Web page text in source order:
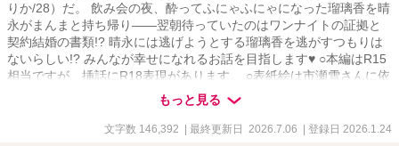
りか/28）だ。 飲み会の夜、酔ってふにゃふにゃになった瑠璃香を晴
永がまんまと持ち帰り――翌朝待っていたのはワンナイトの証拠と
契約結婚の書類!? 晴永には逃げようとする瑠璃香を逃がすつもりは
ないらしい!? みんなが幸せになれるお話を目指します♥ ○本編はR15
相当ですが、挿話にR18表現があります。 ○表紙絵は市瀬雪さんに依
頼しました♥（作品シェア以外での無断転載など固くお断りします）
もっと見る
文字数 146,392 | 最終更新日 2026.7.06 | 登録日 2026.1.24